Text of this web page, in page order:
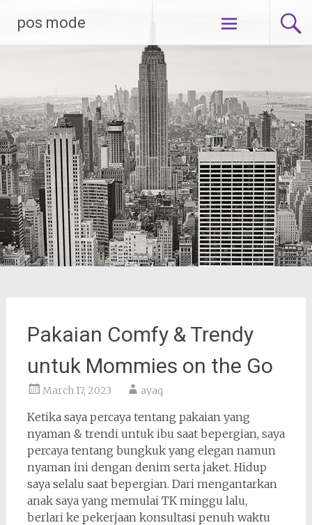
content
pos mode
Pakaian Comfy & Trendy
untuk Mommies on the Go
March 17, 2023 ayaq
Ketika saya percaya tentang pakaian yang
nyaman & trendi untuk ibu saat bepergian, saya
percaya tentang bungkuk yang elegan namun
nyaman ini dengan denim serta jaket. Hidup
saya selalu saat bepergian. Dari mengantarkan
anak saya yang memulai TK minggu lalu,
berlari ke pekerjaan konsultasi penuh waktu